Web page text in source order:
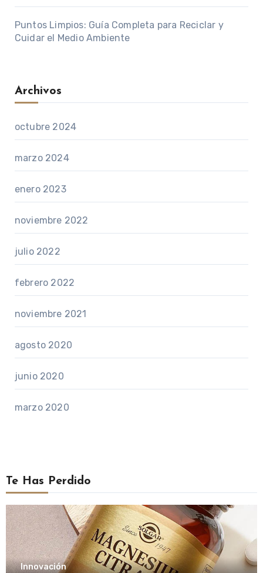
Puntos Limpios: Guía Completa para Reciclar y
Cuidar el Medio Ambiente
Archivos
octubre 2024
marzo 2024
enero 2023
noviembre 2022
julio 2022
febrero 2022
noviembre 2021
agosto 2020
junio 2020
marzo 2020
Te Has Perdido
Innovación